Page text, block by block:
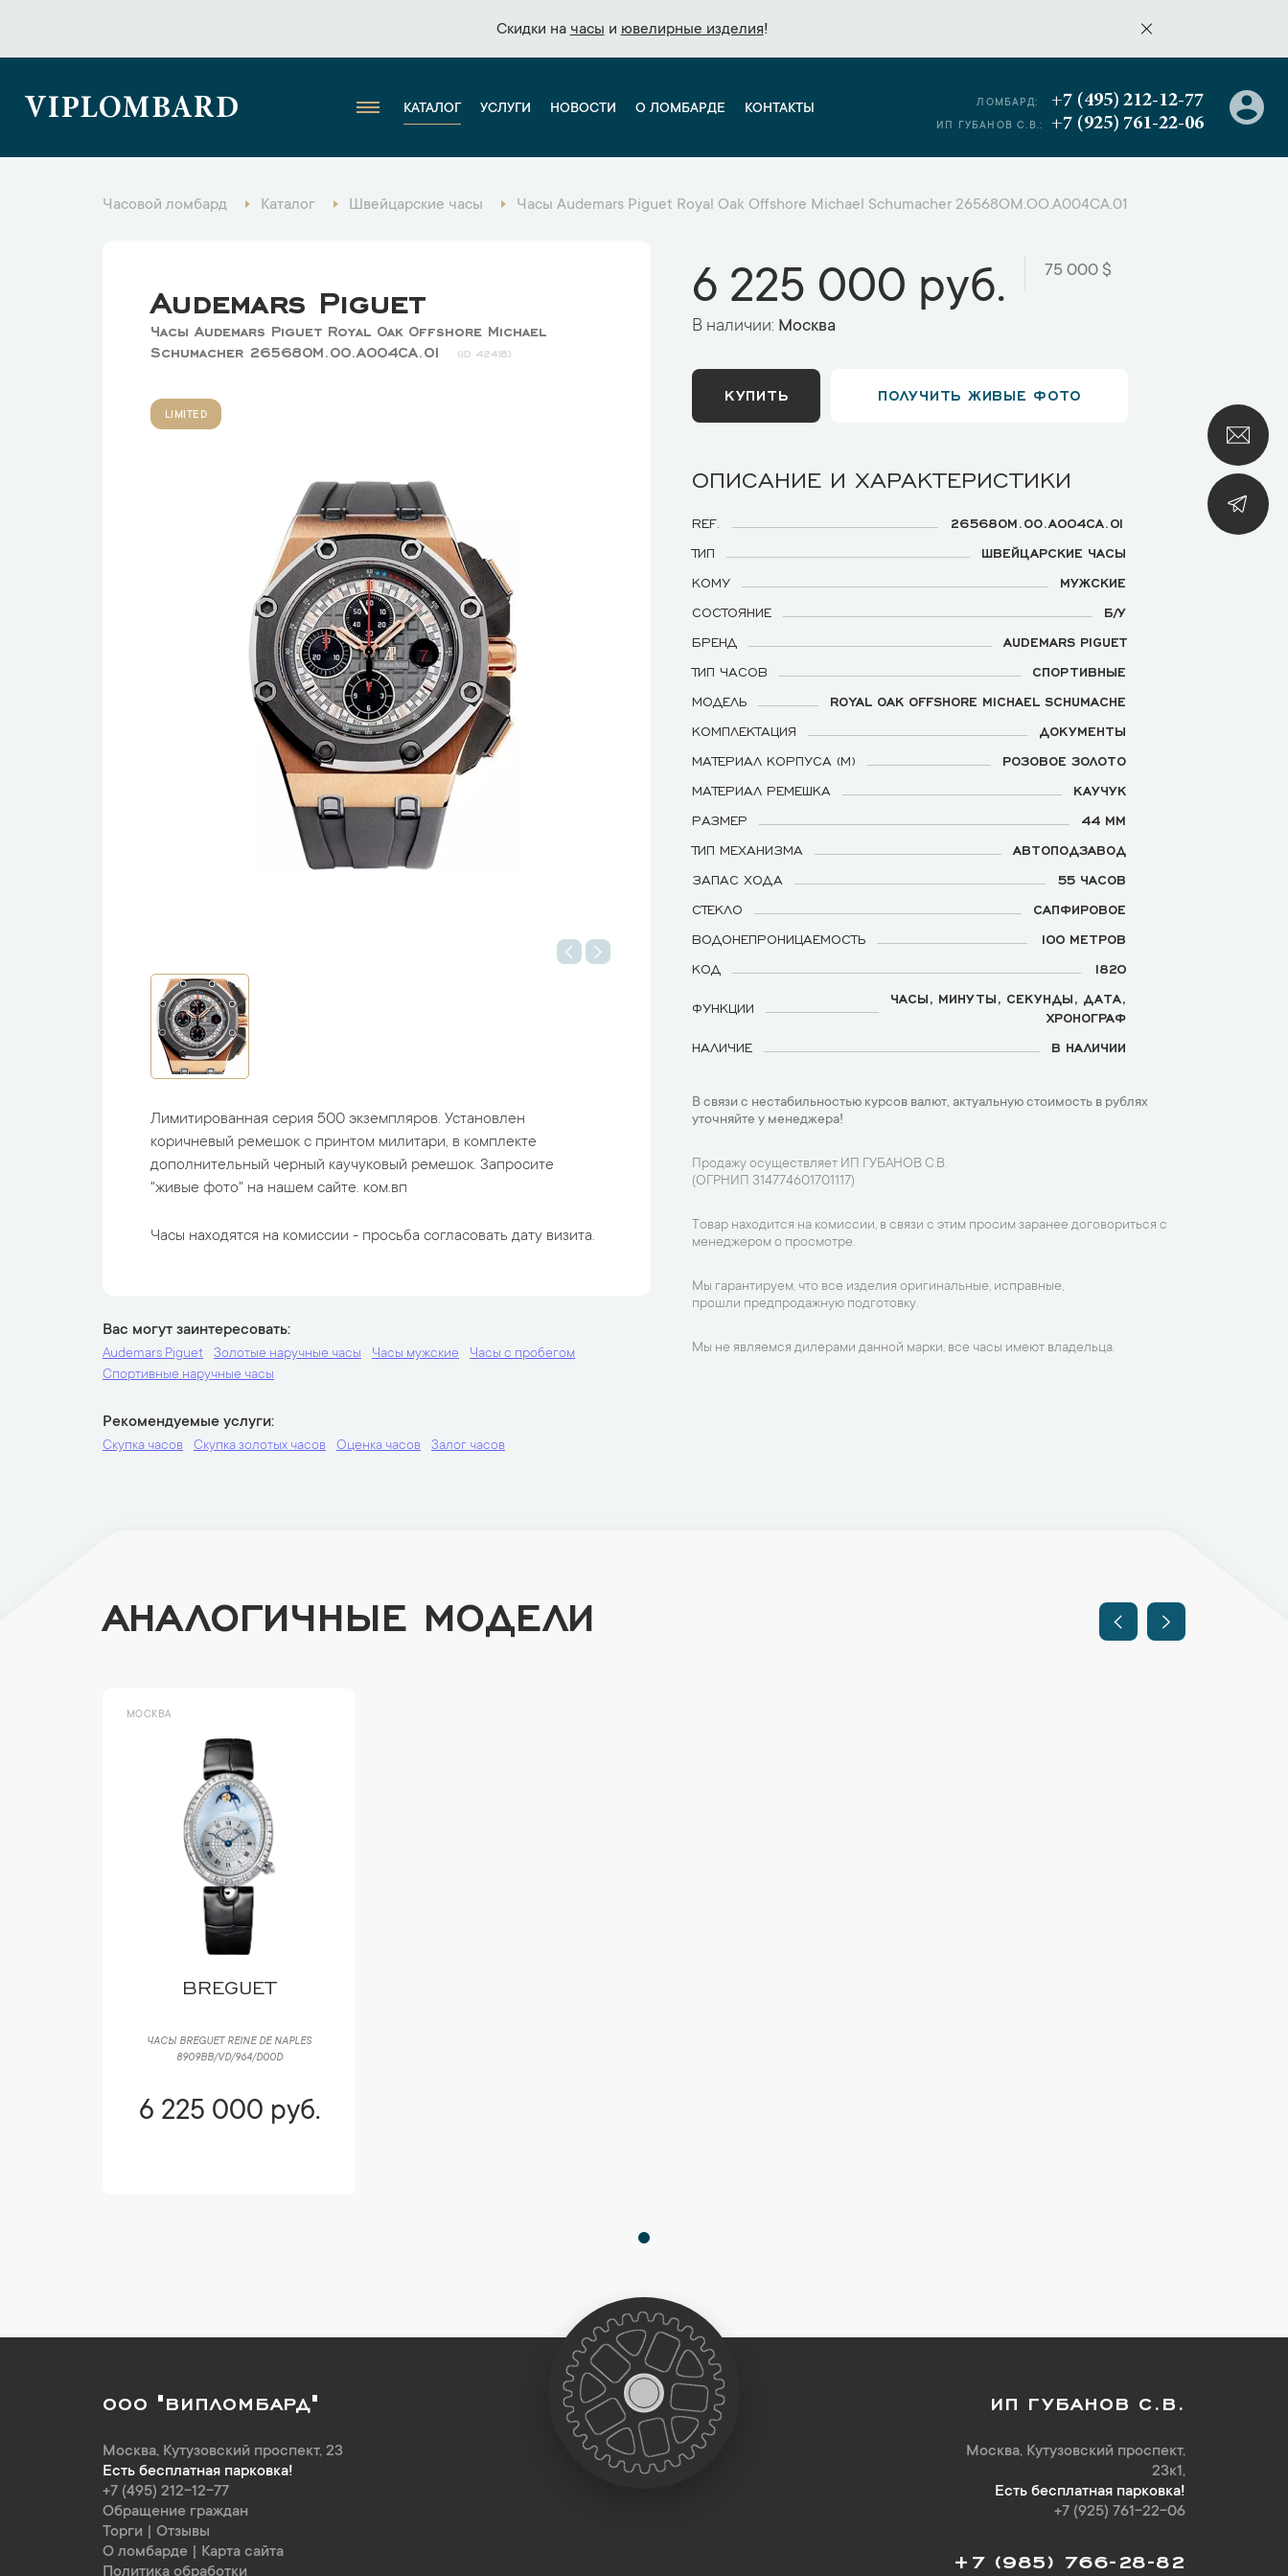
Скидки на часы и ювелирные изделия!
Скидки на часы и ювелирные изделия!
VIPLOMBARD КАТАЛОГ УСЛУГИ НОВОСТИ О ЛОМБАРДЕ КОНТАКТЫ ЛОМБАРД: +7 (495) 212-12-77
ИП ГУБАНОВ С.В.: +7 (925) 761-22-06
Часовой ломбард Каталог Швейцарские часы Часы Audemars Piguet Royal Oak Offshore Michael Schumacher 26568OM.OO.A004CA.01
Audemars Piguet
Часы Audemars Piguet Royal Oak Offshore Michael
Schumacher 26568OM.OO.A004CA.01
42418
LIMITED
Лимитированная серия 500 экземпляров. Установлен
коричневый ремешок с принтом милитари, в комплекте
дополнительный черный каучуковый ремешок. Запросите
"живые фото" на нашем сайте. ком.вп
Часы находятся на комиссии - просьба согласовать дату визита.
Вас могут заинтересовать
Audemars Piguet Золотые наручные часы Часы мужские
Часы с пробегом
Спортивные наручные часы
Рекомендуемые услуги
Скупка часов Скупка золотых часов Оценка часов Залог часов
6 225 000 руб. 75 000 $
В наличии: Москва
КУПИТЬ ПОЛУЧИТЬ ЖИВЫЕ ФОТО
ОПИСАНИЕ И ХАРАКТЕРИСТИКИ
REF.
26568OM.OO.A004CA.01
ТИП
ШВЕЙЦАРСКИЕ ЧАСЫ
КОМУ
МУЖСКИЕ
СОСТОЯНИЕ
Б/У
БРЕНД
AUDEMARS PIGUET
ТИП ЧАСОВ
СПОРТИВНЫЕ
МОДЕЛЬ
ROYAL OAK OFFSHORE MICHAEL SCHUMACHE
КОМПЛЕКТАЦИЯ
ДОКУМЕНТЫ
МАТЕРИАЛ КОРПУСА (М)
РОЗОВОЕ ЗОЛОТО
МАТЕРИАЛ РЕМЕШКА
КАУЧУК
РАЗМЕР
44 ММ
ТИП МЕХАНИЗМА
АВТОПОДЗАВОД
ЗАПАС ХОДА
55 ЧАСОВ
СТЕКЛО
САПФИРОВОЕ
ВОДОНЕПРОНИЦАЕМОСТЬ
100 МЕТРОВ
КОД
1820
ФУНКЦИИ
ЧАСЫ, МИНУТЫ, СЕКУНДЫ, ДАТА,
ХРОНОГРАФ
НАЛИЧИЕ
В НАЛИЧИИ
В связи с нестабильностью курсов валют, актуальную стоимость в рублях
уточняйте у менеджера!
Продажу осуществляет ИП ГУБАНОВ С.В.
(ОГРНИП 314774601701117)
Товар находится на комиссии, в связи с этим просим заранее договориться с
менеджером о просмотре.
Мы гарантируем, что все изделия оригинальные, исправные,
прошли предпродажную подготовку.
Мы не являемся дилерами данной марки, все часы имеют владельца.
АНАЛОГИЧНЫЕ МОДЕЛИ
МОСКВА
BREGUET
ЧАСЫ BREGUET REINE DE NAPLES
8909BB/VD/964/D00D
6 225 000 руб.
ООО "ВИПЛОМБАРД"
Москва, Кутузовский проспект, 23
Есть бесплатная парковка!
+7 (495) 212-12-77
Обращение граждан
Торги
Отзывы
О ломбарде
Карта сайта
Политика обработки
ИП ГУБАНОВ С.В.
Москва, Кутузовский проспект,
23к1,
Есть бесплатная парковка!
+7 (925) 761-22-06
+7 (985) 766-28-82